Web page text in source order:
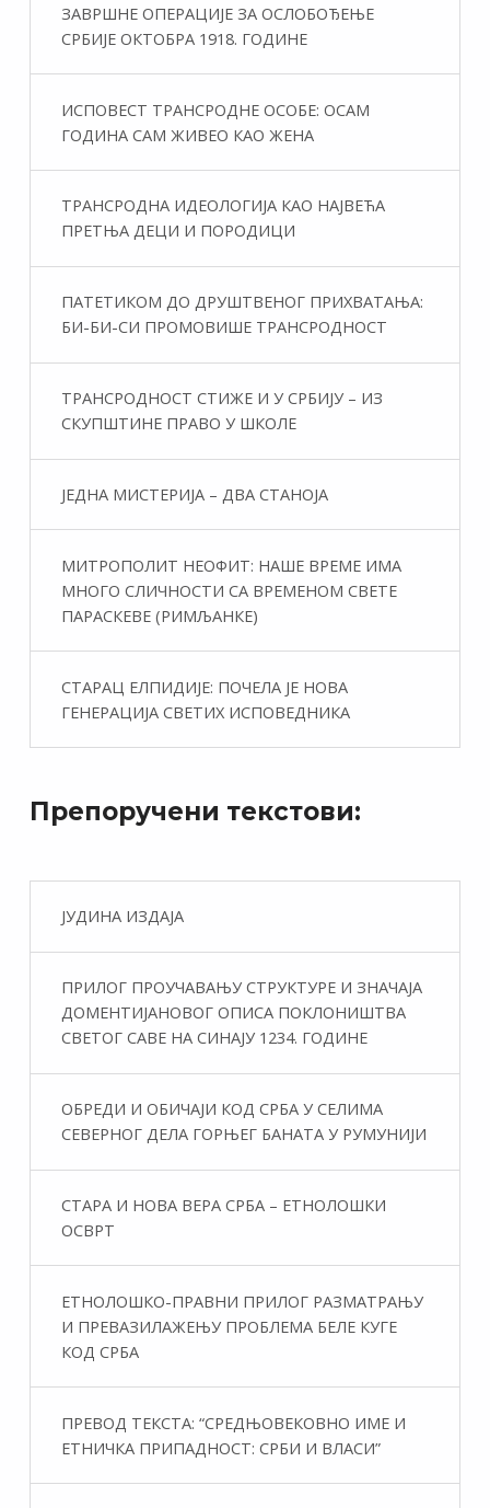
ЗАВРШНЕ ОПЕРАЦИЈЕ ЗА ОСЛОБОЂЕЊЕ
СРБИЈЕ ОКТОБРА 1918. ГОДИНЕ
ИСПОВЕСТ ТРАНСРОДНЕ ОСОБЕ: ОСАМ
ГОДИНА САМ ЖИВЕО КАО ЖЕНА
ТРАНСРОДНА ИДЕОЛОГИЈА КАО НАЈВЕЋА
ПРЕТЊА ДЕЦИ И ПОРОДИЦИ
ПАТЕТИКОМ ДО ДРУШТВЕНОГ ПРИХВАТАЊА:
БИ-БИ-СИ ПРОМОВИШЕ ТРАНСРОДНОСТ
ТРАНСРОДНОСТ СТИЖЕ И У СРБИЈУ – ИЗ
СКУПШТИНЕ ПРАВО У ШКОЛЕ
ЈЕДНА МИСТЕРИЈА – ДВА СТАНОЈА
МИТРОПОЛИТ НЕОФИТ: НАШЕ ВРЕМЕ ИМА
МНОГО СЛИЧНОСТИ СА ВРЕМЕНОМ СВЕТЕ
ПАРАСКЕВЕ (РИМЉАНКЕ)
СТАРАЦ ЕЛПИДИЈЕ: ПОЧЕЛА ЈЕ НОВА
ГЕНЕРАЦИЈА СВЕТИХ ИСПОВЕДНИКА
Препоручени текстови:
ЈУДИНА ИЗДАЈА
ПРИЛОГ ПРОУЧАВАЊУ СТРУКТУРЕ И ЗНАЧАЈА
ДОМЕНТИЈАНОВОГ ОПИСА ПОКЛОНИШТВА
СВЕТОГ САВЕ НА СИНАЈУ 1234. ГОДИНЕ
ОБРЕДИ И ОБИЧАЈИ КОД СРБА У СЕЛИМА
СЕВЕРНОГ ДЕЛА ГОРЊЕГ БАНАТА У РУМУНИЈИ
СТАРА И НОВА ВЕРА СРБА – ЕТНОЛОШКИ
ОСВРТ
ЕТНОЛОШКО-ПРАВНИ ПРИЛОГ РАЗМАТРАЊУ
И ПРЕВАЗИЛАЖЕЊУ ПРОБЛЕМА БЕЛЕ КУГЕ
КОД СРБА
ПРЕВОД ТЕКСТА: “СРЕДЊОВЕКОВНО ИМЕ И
ЕТНИЧКА ПРИПАДНОСТ: СРБИ И ВЛАСИ”